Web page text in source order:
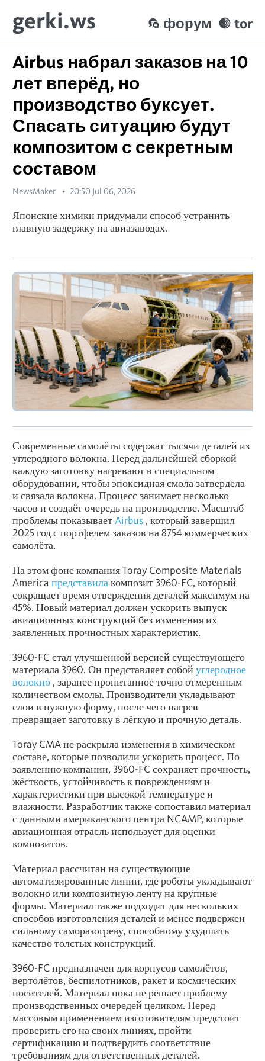
gerki.ws tor
форум
Airbus набрал заказов на 10
лет вперёд, но
производство буксует.
Спасать ситуацию будут
композитом с секретным
составом
NewsMaker 20:50 Jul 06, 2026
Японские химики придумали способ устранить
главную задержку на авиазаводах.
Современные самолёты содержат тысячи деталей из
углеродного волокна. Перед дальнейшей сборкой
каждую заготовку нагревают в специальном
оборудовании, чтобы эпоксидная смола затвердела
и связала волокна. Процесс занимает несколько
часов и создаёт очередь на производстве. Масштаб
проблемы показываетAirbus , который завершил
2025 год с портфелем заказов на 8754 коммерческих
самолёта.
На этом фоне компания Toray Composite Materials
America представилакомпозит 3960-FC, который
сокращает время отверждения деталей максимум на
45%. Новый материал должен ускорить выпуск
авиационных конструкций без изменения их
заявленных прочностных характеристик.
3960-FC стал улучшенной версией существующего
материала 3960. Он представляет собой углеродное
волокно , заранее пропитанное точно отмеренным
количеством смолы. Производители укладывают
слои в нужную форму, после чего нагрев
превращает заготовку в лёгкую и прочную деталь.
Toray CMA не раскрыла изменения в химическом
составе, которые позволили ускорить процесс. По
заявлению компании, 3960-FC сохраняет прочность,
жёсткость, устойчивость к повреждениям и
характеристики при высокой температуре и
влажности. Разработчик также сопоставил материал
с данными американского центра NCAMP, которые
авиационная отрасль использует для оценки
композитов.
Материал рассчитан на существующие
автоматизированные линии, где роботы укладывают
волокно или композитную ленту на крупные
формы. Материал также подходит для нескольких
способов изготовления деталей и менее подвержен
сильному саморазогреву, способному ухудшить
качество толстых конструкций.
3960-FC предназначен для корпусов самолётов,
вертолётов, беспилотников, ракет и космических
носителей. Материал пока не решает проблему
производственных очередей целиком. Перед
массовым применением изготовителям предстоит
проверить его на своих линиях, пройти
сертификацию и подтвердить соответствие
требованиям для ответственных деталей.